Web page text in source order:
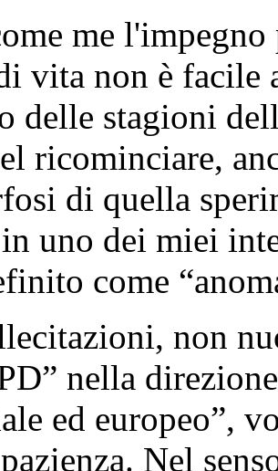
me
vita non è facile
delle stagioni
ricominciare,
di quella
uno dei miei
come
non
nella
ed europeo”,
Nel